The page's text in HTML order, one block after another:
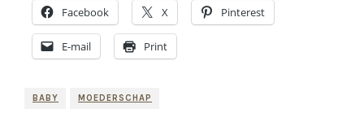
Facebook X Pinterest
E-mail Print
BABY MOEDERSCHAP